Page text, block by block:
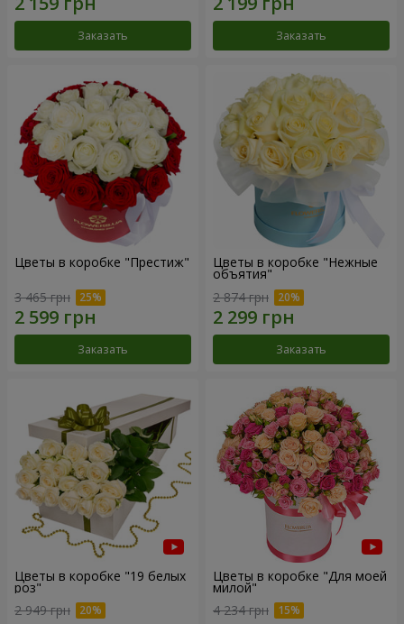
Заказать Заказать
Цветы в коробке "Престиж"
3 465 грн
Заказать
Цветы в коробке "Нежные
объятия"
2 874 грн
Заказать
Цветы в коробке "19 белых
роз"
2 949 грн
Цветы в коробке "Для моей
милой"
4 234 грн